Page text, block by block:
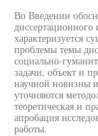
Во Введении
диссертационного
характеризуется
проблемы темы
социально-
задачи, объект и
научной новизны
уточняются
теоретическая и
апробация
работы.